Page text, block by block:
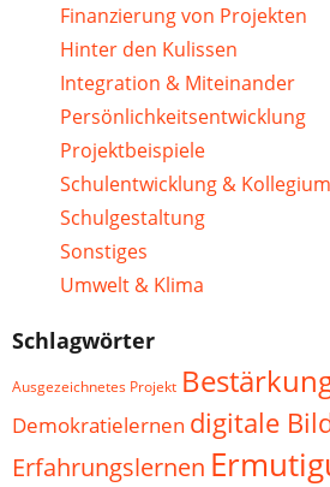
Finanzierung von Projekten
Hinter den Kulissen
Integration & Miteinander
Persönlichkeitsentwicklung
Projektbeispiele
Schulentwicklung & Kollegium
Schulgestaltung
Sonstiges
Umwelt & Klima
Schlagwörter
Ausgezeichnetes Projekt
Demokratielernen digitale
Erfahrungslernen